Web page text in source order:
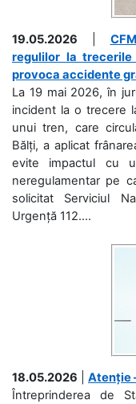
19.05.2026
regulilor la
provoca accidente
La 19 mai 2026, în
incident la o trecere
unui tren, care
Bălți, a aplicat
evite impactul cu
neregulamentar pe
solicitat Serviciul
Urgență 112....
18.05.2026
Atenție
Întreprinderea de